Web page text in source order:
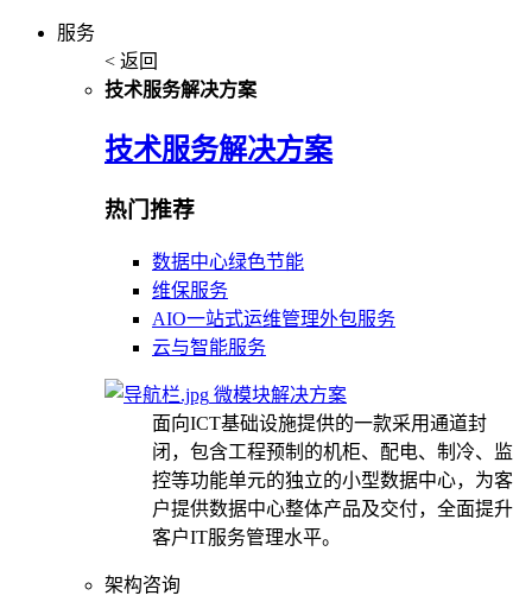
服务
< 返回
技术服务解决方案
技术服务解决方案
热门推荐
数据中心绿色节能
维保服务
AIO一站式运维管理外包服务
云与智能服务
微模块解决方案
面向ICT基础设施提供的一款采用通道封
闭，包含工程预制的机柜、配电、制冷、监
控等功能单元的独立的小型数据中心，为客
户提供数据中心整体产品及交付，全面提升
客户IT服务管理水平。
架构咨询